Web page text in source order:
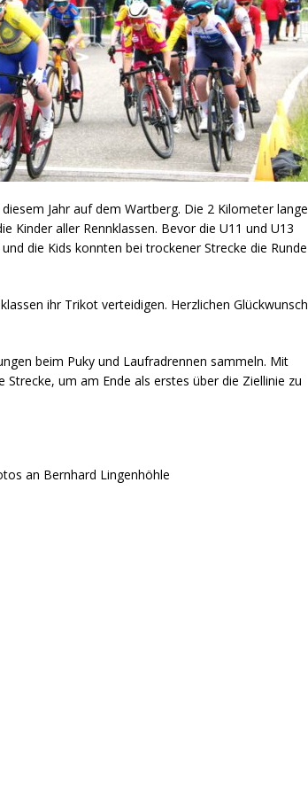
Jahr auf dem Wartberg. Die 2 Kilometer lange
Kinder aller Rennklassen. Bevor die U11 und U13
die Kids konnten bei trockener Strecke die Runde
ihr Trikot verteidigen. Herzlichen Glückwunsch
beim Puky und Laufradrennen sammeln. Mit
um am Ende als erstes über die Ziellinie zu
an Bernhard Lingenhöhle